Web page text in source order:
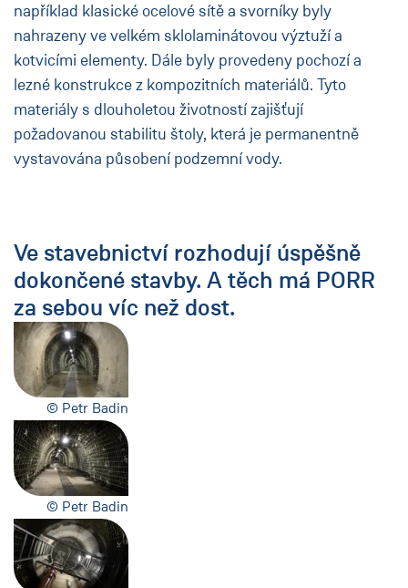
například klasické ocelové sítě a svorníky byly
nahrazeny ve velkém sklolaminátovou výztuží a
kotvicími elementy. Dále byly provedeny pochozí a
lezné konstrukce z kompozitních materiálů. Tyto
materiály s dlouholetou životností zajišťují
požadovanou stabilitu štoly, která je permanentně
vystavována působení podzemní vody.
Ve stavebnictví rozhodují úspěšně
dokončené stavby. A těch má PORR
za sebou víc než dost.
© Petr Badin
© Petr Badin